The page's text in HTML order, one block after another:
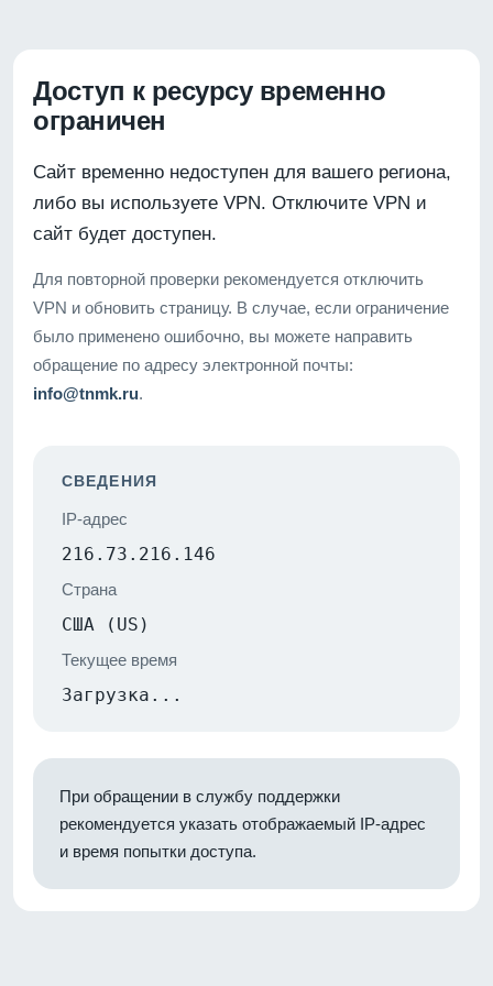
Доступ к ресурсу временно
ограничен
Сайт временно недоступен для вашего региона,
либо вы используете VPN. Отключите VPN и
сайт будет доступен.
Для повторной проверки рекомендуется отключить
VPN и обновить страницу. В случае, если ограничение
было применено ошибочно, вы можете направить
обращение по адресу электронной почты:
info@tnmk.ru.
СВЕДЕНИЯ
IP-адрес
216.73.216.146
Страна
США (US)
Текущее время
Загрузка...
При обращении в службу поддержки
рекомендуется указать отображаемый IP-адрес
и время попытки доступа.